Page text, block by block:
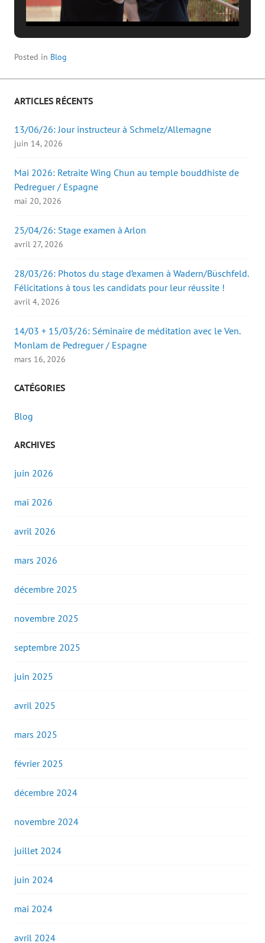
Posted in Blog
ARTICLES RÉCENTS
13/06/26: Jour instructeur à Schmelz/Allemagne
juin 14, 2026
Mai 2026: Retraite Wing Chun au temple bouddhiste de
Pedreguer / Espagne
mai 20, 2026
25/04/26: Stage examen à Arlon
avril 27, 2026
28/03/26: Photos du stage d’examen à Wadern/Büschfeld.
Félicitations à tous les candidats pour leur réussite !
avril 4, 2026
14/03 + 15/03/26: Séminaire de méditation avec le Ven.
Monlam de Pedreguer / Espagne
mars 16, 2026
CATÉGORIES
Blog
ARCHIVES
juin 2026
mai 2026
avril 2026
mars 2026
décembre 2025
novembre 2025
septembre 2025
juin 2025
avril 2025
mars 2025
février 2025
décembre 2024
novembre 2024
juillet 2024
juin 2024
mai 2024
avril 2024